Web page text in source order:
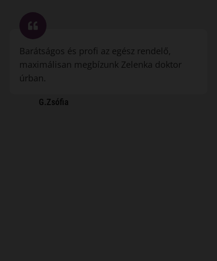
Barátságos és profi az egész rendelő,
maximálisan megbízunk Zelenka doktor
úrban.
G.Zsófia